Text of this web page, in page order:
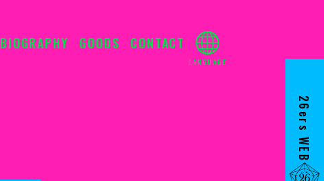
BIOGRAPHY GOODS CONTACT
26ers WEB